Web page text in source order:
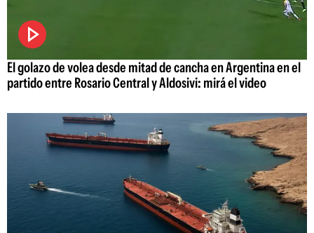
El golazo de volea desde mitad de cancha en Argentina en el
partido entre Rosario Central y Aldosivi: mirá el video